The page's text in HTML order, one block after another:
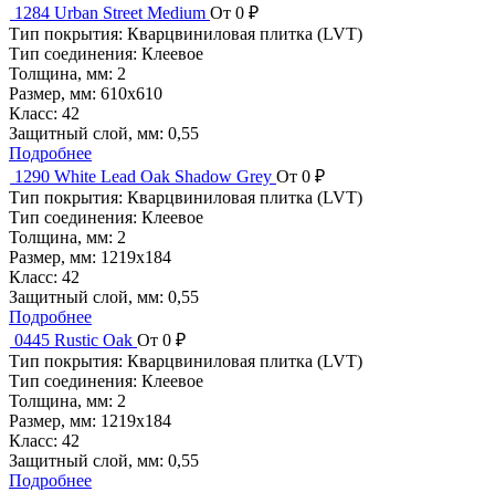
1284 Urban Street Medium От 0 ₽
Тип покрытия: Кварцвиниловая плитка (LVT)
Тип соединения: Клеевое
Толщина, мм: 2
Размер, мм: 610x610
Класс: 42
Защитный слой, мм: 0,55
Подробнее
1290 White Lead Oak Shadow Grey От 0 ₽
Тип покрытия: Кварцвиниловая плитка (LVT)
Тип соединения: Клеевое
Толщина, мм: 2
Размер, мм: 1219x184
Класс: 42
Защитный слой, мм: 0,55
Подробнее
0445 Rustic Oak От 0 ₽
Тип покрытия: Кварцвиниловая плитка (LVT)
Тип соединения: Клеевое
Толщина, мм: 2
Размер, мм: 1219x184
Класс: 42
Защитный слой, мм: 0,55
Подробнее